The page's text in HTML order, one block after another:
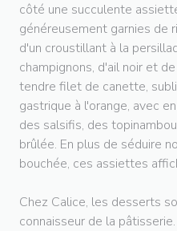
côté une succulente
généreusement garnies de
d'un croustillant à la
champignons, d'ail noir et
tendre filet de canette,
gastrique à l'orange, avec
des salsifis, des
brûlée. En plus de séduire
bouchée, ces assiettes
Chez Calice, les desserts
connaisseur de la